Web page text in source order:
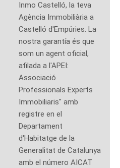
Inmo Castelló, la teva
Agència Immobiliària a
Castelló d'Empúries. La
nostra garantía és que
som un agent oficial,
afilada a l'APEI:
Associació
Professionals Experts
Immobiliaris" amb
registre en el
Departament
d'Habitatge de la
Generalitat de Catalunya
amb el número AICAT